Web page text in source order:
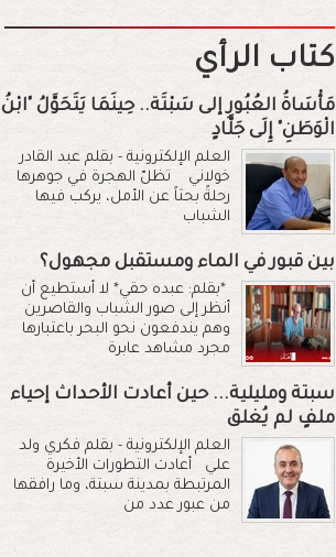
كتاب الرأي
مَأْسَاةُ العُبُورِ إلى سَبْتَة.. حِينَمَا يَتَحَوَّلُ "ابْنُ
الْوَطَنِ" إِلَى جَلَّادٍ
العلم الإلكترونية - بقلم عبد القادر
خولاني تظلّ الهجرة في جوهرها
رحلةً بحثاً عن الأمل، يركب فيها
الشباب
بين قبور في الماء ومستقبل مجهول؟
*بقلم: عبده حقي* لا أستطيع أن
أنظر إلى صور الشباب والقاصرين
وهم يندفعون نحو البحر باعتبارها
مجرد مشاهد عابرة
سبتة ومليلية... حين أعادت الأحداث إحياء
ملفٍ لم يُغلق
العلم الإلكترونية - بقلم فكري ولد
علي أعادت التطورات الأخيرة
المرتبطة بمدينة سبتة، وما رافقها
من عبور عدد من